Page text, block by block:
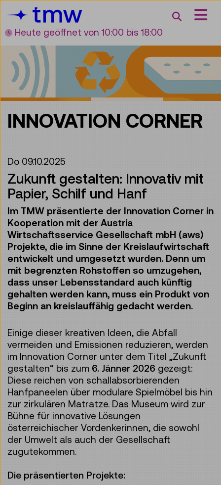
Zum Inhalt
Zum Hauptmenü
Zur Suche
Zur Zielgruppennavigation
Suche
Heute geöffnet von 10:00 bis 18:00
INNOVATION CORNER
Do 09.10.2025
Zukunft gestalten: Innovativ mit
Papier, Schilf und Hanf
Im TMW präsentierte der Innovation Corner in
Kooperation mit der Austria
Wirtschaftsservice Gesellschaft mbH (aws)
Projekte, die im Sinne der Kreislaufwirtschaft
entwickelt und umgesetzt wurden. Denn um
mit begrenzten Rohstoffen so umzugehen,
dass unser Lebensstandard auch künftig
gehalten werden kann, muss ein Produkt von
Beginn an kreislauffähig gedacht werden.
Einige dieser kreativen Ideen, die Abfall
vermeiden und Emissionen reduzieren, werden
im Innovation Corner unter dem Titel „Zukunft
gestalten“ bis zum 6. Jänner 2026 gezeigt:
Diese reichen von schallabsorbierenden
Hanfpaneelen über modulare Spielmöbel bis hin
zur zirkulären Matratze. Das Museum wird zur
Bühne für innovative Lösungen
österreichischer Vordenkerinnen, die sowohl
der Umwelt als auch der Gesellschaft
zugutekommen.
Die präsentierten Projekte: